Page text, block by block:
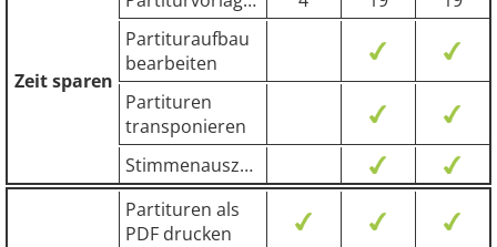
Zeit sparen
Partituraufbau
bearbeiten
Partituren
transponieren
Stimmenauszug
Partituren als
PDF drucken